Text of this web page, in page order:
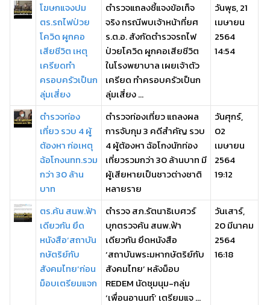
โฆษกแจงปม
ตร.รถไฟป่วย
โควิด ผูกคอ
เสียชีวิต เหตุ
เครียดทำ
ครอบครัวเป็นก
ลุ่มเสี่ยง
ตำรวจแถลงชี้แจงข้อเท็จ
จริง กรณีพบเจ้าหน้าที่ยศ
ร.ต.อ. สังกัดตำรวจรถไฟ
ป่วยโควิด ผูกคอเสียชีวิต
ในโรงพยาบาล เผยเจ้าตัว
เครียด ทำครอบครัวเป็นก
ลุ่มเสี่ยง ...
วันพุธ, 21
เมษายน
2564
14:54
ตำรวจท่อง
เที่ยว รวบ 4 ผู้
ต้องหา ก่อเหตุ
ฉ้อโกงนทท.รวม
กว่า 30 ล้าน
บาท
ตำรวจท่องเที่ยว แถลงผล
การจับกุม 3 คดีสำคัญ รวบ
4 ผู้ต้องหา ฉ้อโกงนักท่อง
เที่ยวรวมกว่า 30 ล้านบาท มี
ผู้เสียหายเป็นชาวต่างชาติ
หลายราย
วันศุกร์,
02
เมษายน
2564
19:12
ตร.ค้น สนพ.ฟ้า
เดียวกัน ยึด
หนังสือ‘สถาบัน
กษัตริย์กับ
สังคมไทย’ก่อน
ม็อบเตรียมแจก
ตำรวจ สภ.รัตนาธิเบศวร์
บุกตรวจค้น สนพ.ฟ้า
เดียวกัน ยึดหนังสือ
‘สถาบันพระมหากษัตริย์กับ
สังคมไทย’ หลังม็อบ
REDEM นัดชุมนุม-กลุ่ม
‘เพื่อนอานนท์’ เตรียมแจ ...
วันเสาร์,
20 มีนาคม
2564
16:18